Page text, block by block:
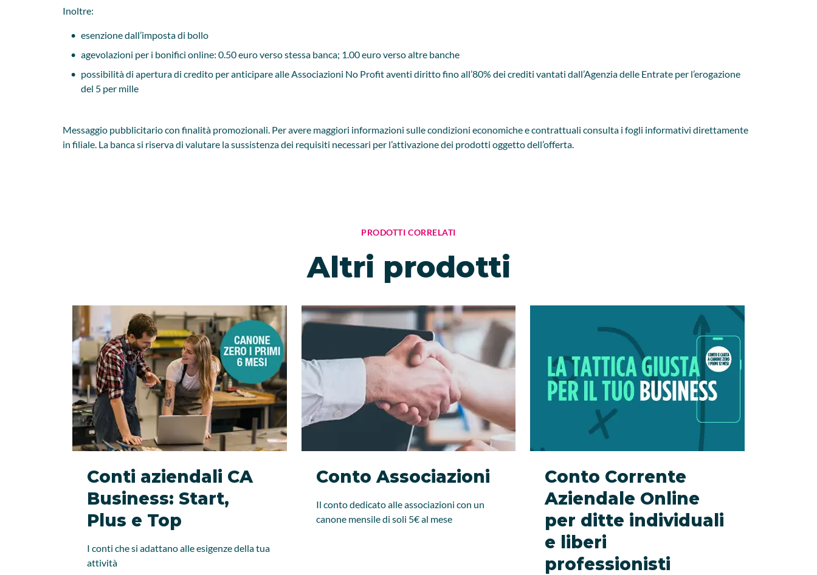
Inoltre:
esenzione dall’imposta di bollo
agevolazioni per i bonifici online: 0.50 euro verso stessa banca; 1.00 euro verso altre banche
possibilità di apertura di credito per anticipare alle Associazioni No Profit aventi diritto fino all’80% dei crediti vantati dall’Agenzia delle Entrate per l’erogazione
del 5 per mille
Messaggio pubblicitario con finalità promozionali. Per avere maggiori informazioni sulle condizioni economiche e contrattuali consulta i fogli informativi direttamente
in filiale. La banca si riserva di valutare la sussistenza dei requisiti necessari per l’attivazione dei prodotti oggetto dell’offerta.
PRODOTTI CORRELATI
Altri prodotti
Conti aziendali CA
Business: Start,
Plus e Top
I conti che si adattano alle esigenze della tua
attività
Conto Associazioni
Il conto dedicato alle associazioni con un
canone mensile di soli 5€ al mese
Conto Corrente
Aziendale Online
per ditte individuali
e liberi
professionisti